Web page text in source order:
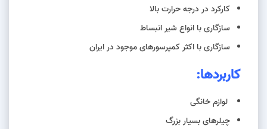
کارکرد در درجه حرارت بالا
سازگاری با انواع شیر انبساط
سازگاری با اکثر کمپرسورهای موجود در ایران
کاربرد‌ها:
لوازم خانگی
چیلرهای بسیار بزرگ